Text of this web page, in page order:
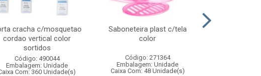
cracha c/mosquetao
cordao vertical color
sortidos
Código: 490044
Embalagem: Unidade
Com: 360 Unidade(s)
Saboneteira plast c/tela
color
Código: 271364
Embalagem: Unidade
Caixa Com: 48 Unidade(s)